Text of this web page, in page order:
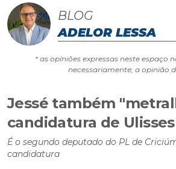
BLOG
ADELOR LESSA
* as opiniões expressas neste espaço
necessariamente, a opinião
Jessé também
candidatura de Ulisses
É o segundo deputado do PL de
candidatura